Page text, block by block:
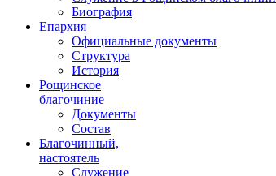
Биография
Епархия
Официальные документы
Структура
История
Рощинское
благочиние
Документы
Состав
Благочинный,
настоятель
Служение